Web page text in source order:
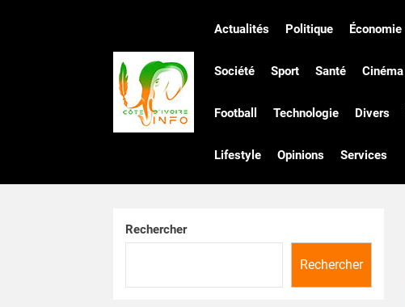
Côte
d'Ivoire
Infos
Actualités Politique Économie
Société Sport Santé Cinéma
Football Technologie Divers
Lifestyle Opinions Services
Rechercher
Rechercher